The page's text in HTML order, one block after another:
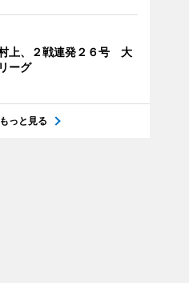
上、２戦連発２６号 大
リーグ
もっと見る